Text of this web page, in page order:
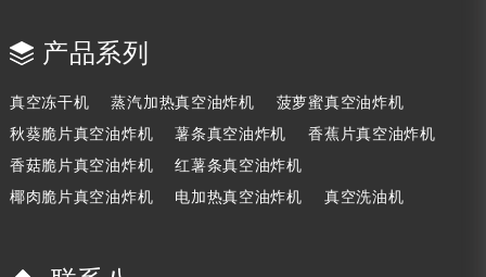
产品系列
真空冻干机 蒸汽加热真空油炸机
菠萝蜜真空油炸机
秋葵脆片真空油炸机
薯条真空油炸机
香蕉片真空油炸机
香菇脆片真空油炸机
红薯条真空油炸机
椰肉脆片真空油炸机
电加热真空油炸机 真空洗油机